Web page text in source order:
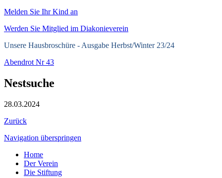
Melden Sie Ihr Kind an
Werden Sie Mitglied im Diakonieverein
Unsere Hausbroschüre - Ausgabe Herbst/Winter 23/24
Abendrot Nr 43
Nestsuche
28.03.2024
Zurück
Navigation überspringen
Home
Der Verein
Die Stiftung